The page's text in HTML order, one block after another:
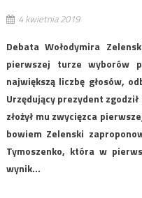
4 kwietnia 2019
Debata Wołodymira
pierwszej turze wyborów
największą liczbę głosów,
Urzędujący prezydent
złożył mu zwycięzca
bowiem Zelenski
Tymoszenko, która w
wynik…